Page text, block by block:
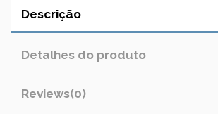
Descrição
Detalhes do produto
Reviews(0)